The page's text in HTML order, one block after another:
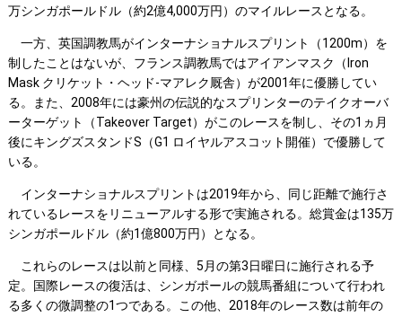
万シンガポールドル（約2億4,000万円）のマイルレースとなる。
一方、英国調教馬がインターナショナルスプリント（1200m）を
制したことはないが、フランス調教馬ではアイアンマスク（Iron
Mask クリケット・ヘッド-マアレク厩舎）が2001年に優勝してい
る。また、2008年には豪州の伝説的なスプリンターのテイクオーバ
ーターゲット（Takeover Target）がこのレースを制し、その1ヵ月
後にキングズスタンドS（G1 ロイヤルアスコット開催）で優勝して
いる。
インターナショナルスプリントは2019年から、同じ距離で施行さ
れているレースをリニューアルする形で実施される。総賞金は135万
シンガポールドル（約1億800万円）となる。
これらのレースは以前と同様、5月の第3日曜日に施行される予
定。国際レースの復活は、シンガポールの競馬番組について行われ
る多くの微調整の1つである。この他、2018年のレース数は前年の